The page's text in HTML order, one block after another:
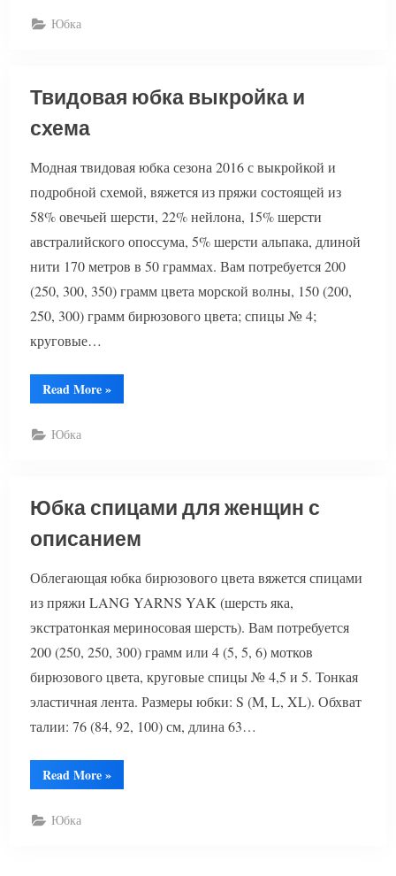
Юбка
Твидовая юбка выкройка и
схема
Модная твидовая юбка сезона 2016 с выкройкой и
подробной схемой, вяжется из пряжи состоящей из
58% овечьей шерсти, 22% нейлона, 15% шерсти
австралийского опоссума, 5% шерсти альпака, длиной
нити 170 метров в 50 граммах. Вам потребуется 200
(250, 300, 350) грамм цвета морской волны, 150 (200,
250, 300) грамм бирюзового цвета; спицы № 4;
круговые…
Read More“Твидовая
юбка
»
Юбка
Юбка спицами для женщин с
описанием
Облегающая юбка бирюзового цвета вяжется спицами
из пряжи LANG YARNS YAK (шерсть яка,
экстратонкая мериносовая шерсть). Вам потребуется
200 (250, 250, 300) грамм или 4 (5, 5, 6) мотков
бирюзового цвета, круговые спицы № 4,5 и 5. Тонкая
эластичная лента. Размеры юбки: S (M, L, XL). Обхват
талии: 76 (84, 92, 100) см, длина 63…
Read More“Юбка
спицами
»
Юбка